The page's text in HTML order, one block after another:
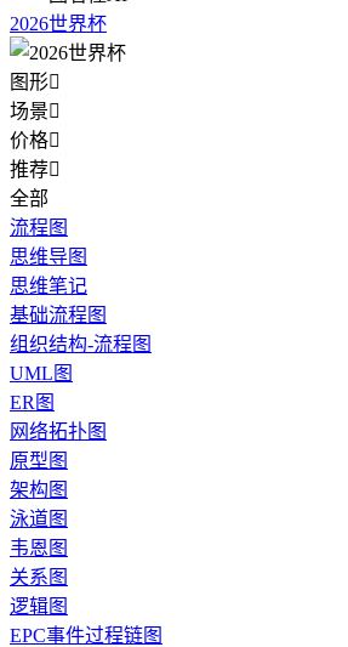
2026世界杯
图形
场景
价格
推荐
全部
流程图
思维导图
思维笔记
基础流程图
组织结构-流程图
UML图
ER图
网络拓扑图
原型图
架构图
泳道图
韦恩图
关系图
逻辑图
EPC事件过程链图